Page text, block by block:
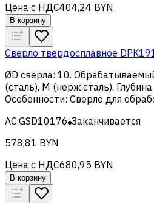
Цена с НДС404,24 BYN
В корзину
Сверло твердосплавное
ØD сверла: 10.
(сталь), M (нерж.сталь).
Особенности: Сверло для
AC.GSD10176 Заканчивается
578,81 BYN
Цена с НДС680,95 BYN
В корзину